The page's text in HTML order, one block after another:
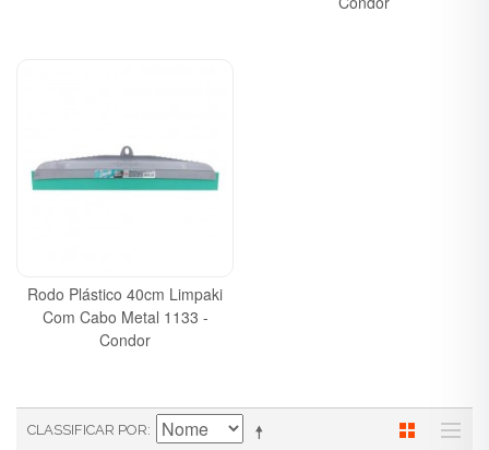
Rodo Plástico 40cm Limpaki
Com Cabo Metal 1133 -
Condor
CLASSIFICAR POR